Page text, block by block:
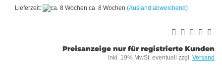
Lieferzeit: ca. 8 Wochen (Ausland abweichend)
Preisanzeige nur für registrierte Kunden
inkl. 19% MwSt. eventuell zzgl. Versand